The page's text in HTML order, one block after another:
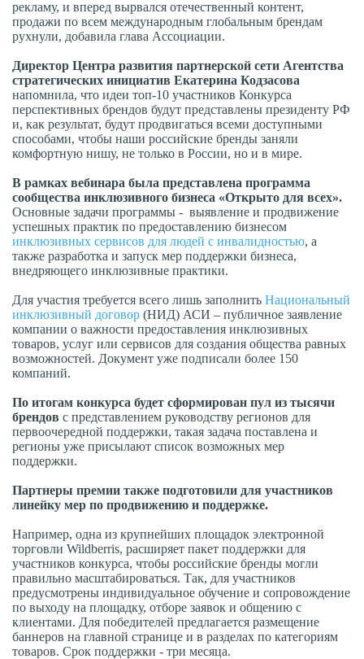
рекламу, и вперед вырвался отечественный контент,
продажи по всем международным глобальным брендам
рухнули, добавила глава Ассоциации.
Директор Центра развития партнерской сети Агентства
стратегических инициатив Екатерина Кодзасова
напомнила, что идеи топ-10 участников Конкурса
перспективных брендов будут представлены президенту РФ
и, как результат, будут продвигаться всеми доступными
способами, чтобы наши российские бренды заняли
комфортную нишу, не только в России, но и в мире.
В рамках вебинара была представлена программа
сообщества инклюзивного бизнеса «Открыто для всех».
Основные задачи программы - выявление и продвижение
успешных практик по предоставлению бизнесом
инклюзивных сервисов для людей с инвалидностью, а
также разработка и запуск мер поддержки бизнеса,
внедряющего инклюзивные практики.
Для участия требуется всего лишь заполнить Национальный
инклюзивный договор (НИД) АСИ – публичное заявление
компании о важности предоставления инклюзивных
товаров, услуг или сервисов для создания общества равных
возможностей. Документ уже подписали более 150
компаний.
По итогам конкурса будет сформирован пул из тысячи
брендов с представлением руководству регионов для
первоочередной поддержки, такая задача поставлена и
регионы уже присылают список возможных мер
поддержки.
Партнеры премии также подготовили для участников
линейку мер по продвижению и поддержке.
Например, одна из крупнейших площадок электронной
торговли Wildberris, расширяет пакет поддержки для
участников конкурса, чтобы российские бренды могли
правильно масштабироваться. Так, для участников
предусмотрены индивидуальное обучение и сопровождение
по выходу на площадку, отборе заявок и общению с
клиентами. Для победителей предлагается размещение
баннеров на главной странице и в разделах по категориям
товаров. Срок поддержки - три месяца.